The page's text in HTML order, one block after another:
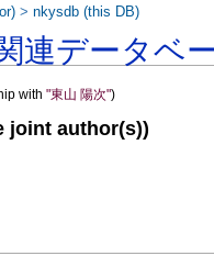
連データベ
with"東山 陽次")
joint author(s))
>nkysdb (this DB)